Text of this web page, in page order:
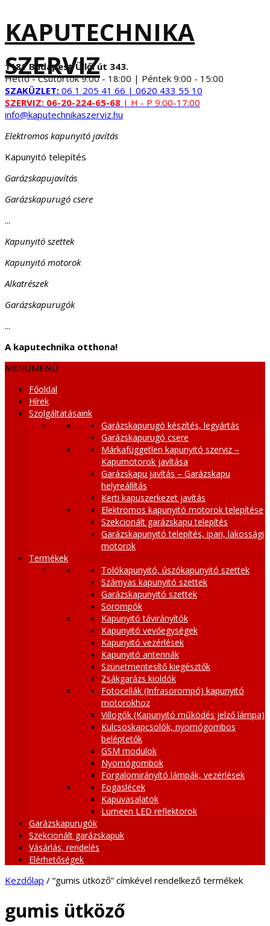
KAPUTECHNIKA
SZERVIZ
1181 Budapest Üllői út 343.
Hétfő - Csütörtök 9:00 - 18:00 | Péntek 9:00 - 15:00
SZAKÜZLET: 06 1 205 41 66 | 0620 433 55 10
SZERVIZ: 06-20-224-65-68 | H - P 9:00-17:00
info@kaputechnikaszerviz.hu
Elektromos kapunyitó javítás
Kapunyitó telepítés
Garázskapujavítás
Garázskapurugó csere
...
Kapunyitó szettek
Kapunyitó motorok
Alkatrészek
Garázskapurugók
...
A kaputechnika otthona!
MENÜMENÜ
Főoldal
Hírek
Szolgáltatásaink
Garázskapurugó készítés, legyártás
Garázskapurugó csere
Márkafüggetlen kapunyitó szerviz –
Kapumotorok javítása
Garázskapu javítás – Garázskapu
helyreállítás
Kerti kapuszerkezet javítás
Elektromos kapunyitó motorok telepítése
Szekcionált garázskapu telepítés
Garázskapunyitó telepítés, ipari, lakossági
motorok
Termékek
Tolókapunyitó, úszókapunyitó szettek
Szárnyas kapunyitó szettek
Garázskapunyitó szettek
Sorompók
Kapunyitó távirányítók
Kapunyitó vevőegységek
Kapunyitó vezérlések
Kapunyitó antennák
Szünetmentesítő kiegésztők
Zsákgarázs kioldók
Fotocellák (Infrasorompó) kapunyitó
motorokhoz
Villogók (Kapunyitó működés jelző lámpa)
Kulcsoskapcsolók, nyomógombos
beléptetők
GSM modulok
Nyomógombok
Forgalomirányító lámpák, vezérlések
Fogaslécek
Kapuvasalatok
Lumeen LED reflektorok
Garázskapurugók
Szekcionált garázskapuk
Vásárlás, rendelés
Elérhetőségek
Kezdőlap / “gumis ütköző” címkével rendelkező termékek
gumis ütköző